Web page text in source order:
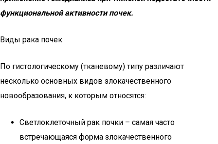
функциональной активности почек.
Виды рака почек
По гистологическому (тканевому) типу различают
несколько основных видов злокачественного
новообразования, к которым относятся:
Светлоклеточный рак почки – самая часто
встречающаяся форма злокачественного